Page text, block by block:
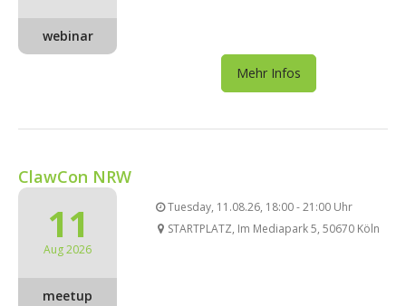
webinar
Mehr Infos
ClawCon NRW
11
Aug 2026
meetup
Tuesday, 11.08.26, 18:00 - 21:00 Uhr
STARTPLATZ, Im Mediapark 5, 50670 Köln